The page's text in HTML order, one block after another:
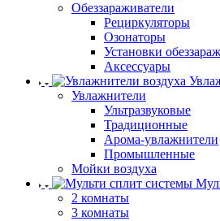
Обеззараживатели
Рециркуляторы
Озонаторы
Установки
Аксессуары
Увлажнители
Ультразвуковые
Традиционные
Арома-увлажнители
Промышленные
Мойки воздуха
2 комнаты
3 комнаты